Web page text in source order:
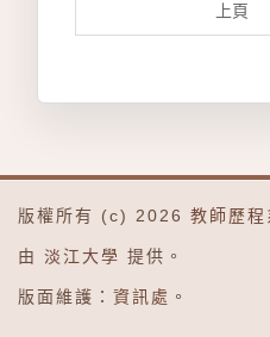
上頁
版權所有 (c) 2026 教師歷程
由 淡江大學 提供。
版面維護： 資訊處 。